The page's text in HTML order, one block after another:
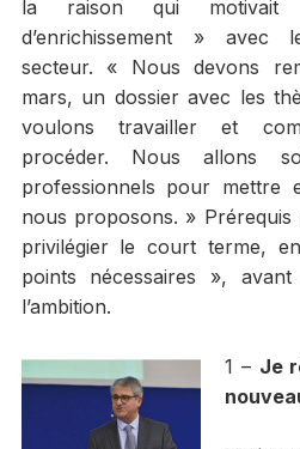
la raison qui motivait
d’enrichissement » avec
secteur. « Nous devons
mars, un dossier avec les
voulons travailler et
procéder. Nous allons
professionnels pour
nous proposons. »
privilégier le court terme,
points nécessaires »,
l’ambition.
1 – Je